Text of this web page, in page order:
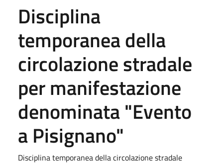
Disciplina
temporanea della
circolazione stradale
per manifestazione
denominata "Evento
a Pisignano"
Disciplina temporanea della circolazione stradale